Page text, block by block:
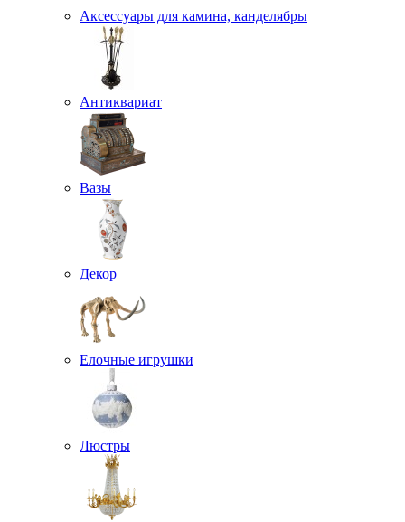
Аксессуары для камина, канделябры
Антиквариат
Вазы
Декор
Елочные игрушки
Люстры